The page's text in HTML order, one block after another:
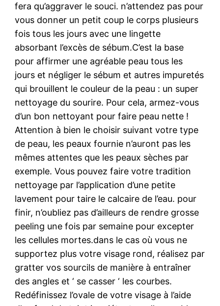
fera qu’aggraver le souci. n’attendez pas pour
vous donner un petit coup le corps plusieurs
fois tous les jours avec une lingette
absorbant l’excès de sébum.C’est la base
pour affirmer une agréable peau tous les
jours et négliger le sébum et autres impuretés
qui brouillent le couleur de la peau : un super
nettoyage du sourire. Pour cela, armez-vous
d’un bon nettoyant pour faire peau nette !
Attention à bien le choisir suivant votre type
de peau, les peaux fournie n’auront pas les
mêmes attentes que les peaux sèches par
exemple. Vous pouvez faire votre tradition
nettoyage par l’application d’une petite
lavement pour taire le calcaire de l’eau. pour
finir, n’oubliez pas d’ailleurs de rendre grosse
peeling une fois par semaine pour excepter
les cellules mortes.dans le cas où vous ne
supportez plus votre visage rond, réalisez par
gratter vos sourcils de manière à entraîner
des angles et ‘ se casser ‘ les courbes.
Redéfinissez l’ovale de votre visage à l’aide